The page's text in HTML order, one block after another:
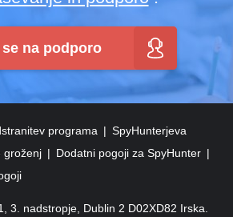
na podporo
programa
SpyHunterjeva
groženj
Dodatni pogoji za SpyHunter
3. nadstropje, Dublin 2 D02XD82 Irska.